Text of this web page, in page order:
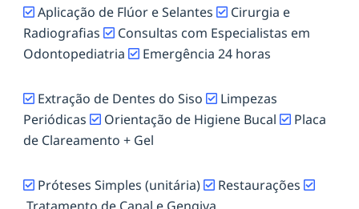
Aplicação de Flúor e Selantes
Cirurgia e
Radiografias
Consultas com Especialistas em
Odontopediatria
Emergência 24 horas
Extração de Dentes do Siso
Limpezas
Periódicas
Orientação de Higiene Bucal
Placa
de Clareamento + Gel
Próteses Simples (unitária)
Restaurações